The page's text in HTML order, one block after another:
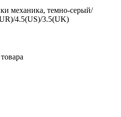
механика, темно-серый/
4.5(US)/3.5(UK)